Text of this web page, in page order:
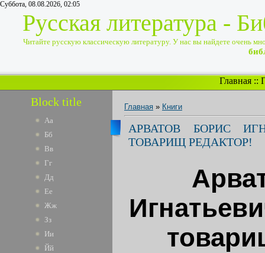
Суббота, 08.08.2026, 02:05
Русская литература -
Читайте русскую классическую литературу. У нас вы найдете очень
Главная ::
Block title
Аа
Бб
Вв
Гг
Дд
Ее
Жж
Зз
Ии
Йй
Главная » Книги
АРВАТОВ БОРИС
ТОВАРИЩ РЕДАКТОР!